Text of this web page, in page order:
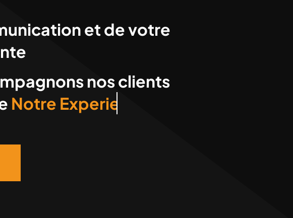
et de votre
nos clients
de